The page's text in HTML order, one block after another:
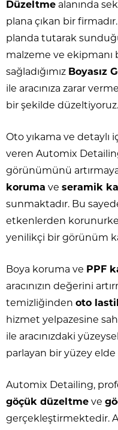
Düzeltme alanında
plana çıkan bir
planda tutarak
malzeme ve ekipmanı
sağladığımız Boyasız
ile aracınıza zarar
bir şekilde düzeltiyoruz.
Oto yıkama ve detaylı
veren Automix
görünümünü
koruma ve seramik
sunmaktadır. Bu
etkenlerden
yenilikçi bir görünüm
Boya koruma ve PPF
aracınızın değerini
temizliğinden oto
hizmet yelpazesine
ile aracınızdaki
parlayan bir yüzey
Automix Detailing,
göçük düzeltme ve
gerçekleştirmektedir.